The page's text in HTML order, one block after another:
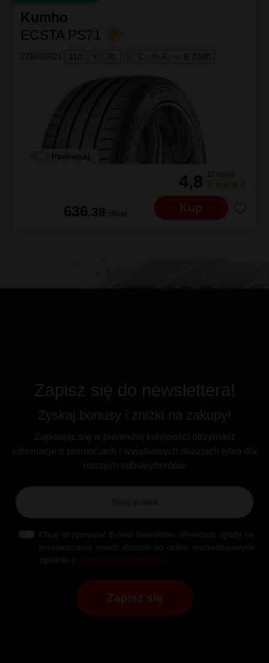
Kumho
ECSTA PS71
275/45R21 110 Y XL C A B 73dB
Porównaj
4,8 10 opinii
636.39 zł/szt Kup
Zapisz się do newslettera!
Zyskaj bonusy i zniżki na zakupy!
Zapisując się w pierwszej kolejności otrzymasz
informacje o promocjach i wyjątkowych okazjach tylko dla
naszych subskrybentów.
Chcę otrzymywać E-mail Newsletter. Wyrażam zgodę na
przetwarzanie moich danych do celów marketingowych
zgodnie z polityką prywatności
Zapisz się